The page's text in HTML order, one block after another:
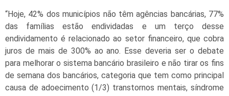
“Hoje, 42% dos municípios não têm agências bancárias, 77%
das famílias estão endividadas e um terço desse
endividamento é relacionado ao setor financeiro, que cobra
juros de mais de 300% ao ano. Esse deveria ser o debate
para melhorar o sistema bancário brasileiro e não tirar os fins
de semana dos bancários, categoria que tem como principal
causa de adoecimento (1/3) transtornos mentais, síndrome